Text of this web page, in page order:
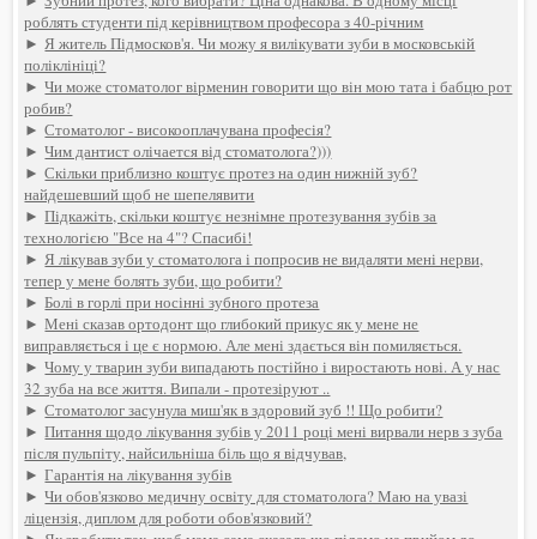
роблять студенти під керівництвом професора з 40-річним
►Я житель Підмосков'я. Чи можу я вилікувати зуби в московській
поліклініці?
►Чи може стоматолог вірменин говорити що він мою тата і бабцю рот
робив?
►Стоматолог - високооплачувана професія?
►Чим дантист олічается від стоматолога?)))
►Скільки приблизно коштує протез на один нижній зуб?
найдешевший щоб не шепелявити
►Підкажіть, скільки коштує незнімне протезування зубів за
технологією "Все на 4"? Спасибі!
►Я лікував зуби у стоматолога і попросив не видаляти мені нерви,
тепер у мене болять зуби, що робити?
►Болі в горлі при носінні зубного протеза
►Мені сказав ортодонт що глибокий прикус як у мене не
виправляється і це є нормою. Але мені здається він помиляється.
►Чому у тварин зуби випадають постійно і виростають нові. А у нас
32 зуба на все життя. Випали - протезіруют ..
►Стоматолог засунула миш'як в здоровий зуб !! Що робити?
►Питання щодо лікування зубів у 2011 році мені вирвали нерв з зуба
після пульпіту, найсильніша біль що я відчував,
►Гарантія на лікування зубів
►Чи обов'язково медичну освіту для стоматолога? Маю на увазі
ліцензія, диплом для роботи обов'язковий?